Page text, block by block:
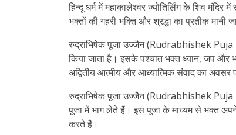
हिन्दू धर्म में महाकालेश्वर ज्योतिर्लिंग के शिव
भक्तों की गहरी भक्ति और श्रद्धा का प्रतीक मानी
रुद्राभिषेक पूजा उज्जैन (Rudrabhishek Puja
किया जाता है। इसके पश्चात भक्त ध्यान, जप और
अद्वितीय आत्मीय और आध्यात्मिक संवाद का अवसर
रुद्राभिषेक पूजा उज्जैन (Rudrabhishek Puja
पूजा में भाग लेते हैं। इस पूजा के माध्यम से भक्त अपने
करते हैं।